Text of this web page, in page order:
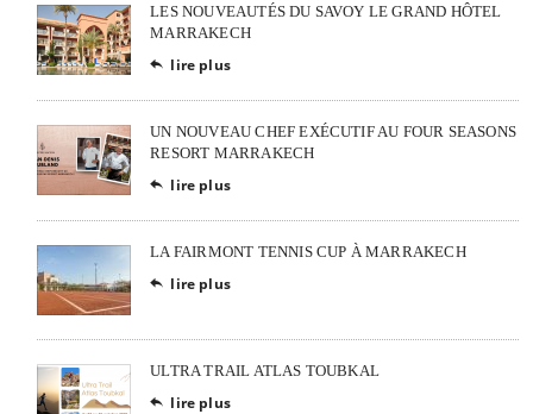
LES NOUVEAUTÉS DU SAVOY LE GRAND HÔTEL
MARRAKECH
 lire plus
UN NOUVEAU CHEF EXÉCUTIF AU FOUR SEASONS
RESORT MARRAKECH
 lire plus
LA FAIRMONT TENNIS CUP À MARRAKECH
 lire plus
ULTRA TRAIL ATLAS TOUBKAL
 lire plus